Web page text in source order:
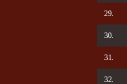
29.
30.
31.
32.